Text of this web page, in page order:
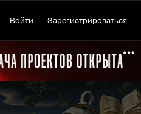
Войти Зарегистрироваться